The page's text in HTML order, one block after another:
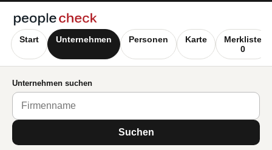
Start Unternehmen Personen Karte
Merkliste
0
Unternehmen suchen
Suchen